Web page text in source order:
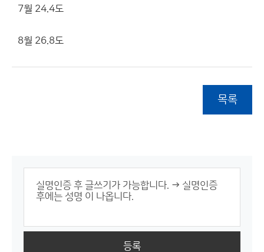
7월 24.4도
8월 26.8도
목록
등록